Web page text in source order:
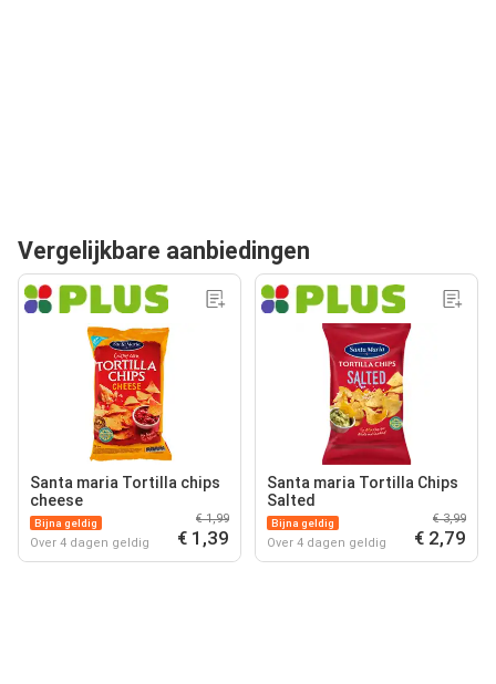
Vergelijkbare aanbiedingen
Santa maria Tortilla chips
cheese
Bijna geldig
Over 4 dagen geldig
€ 1,99
€ 1,39
Santa maria Tortilla Chips
Salted
Bijna geldig
Over 4 dagen geldig
€ 3,99
€ 2,79